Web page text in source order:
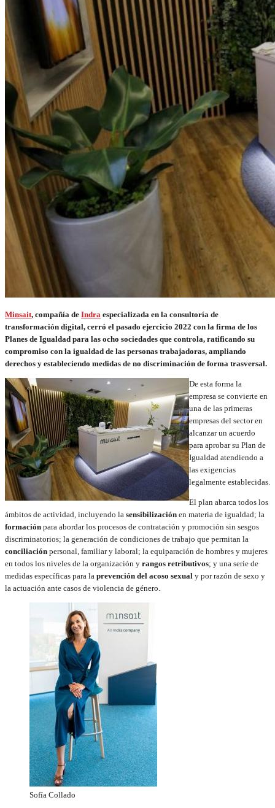
Minsait, compañía de Indra especializada en la consultoría de
transformación digital, cerró el pasado ejercicio 2022 con la firma de los
Planes de Igualdad para las ocho sociedades que controla, ratificando su
compromiso con la igualdad de las personas trabajadoras, ampliando
derechos y estableciendo medidas de no discriminación de forma trasversal.
De esta forma la
empresa se convierte en
una de las primeras
empresas del sector en
alcanzar un acuerdo
para aprobar su Plan de
Igualdad atendiendo a
las exigencias
legalmente establecidas.
El plan abarca todos los
ámbitos de actividad, incluyendo la sensibilización en materia de igualdad; la
formación para abordar los procesos de contratación y promoción sin sesgos
discriminatorios; la generación de condiciones de trabajo que permitan la
conciliación personal, familiar y laboral; la equiparación de hombres y mujeres
en todos los niveles de la organización y rangos retributivos; y una serie de
medidas específicas para la prevención del acoso sexual y por razón de sexo y
la actuación ante casos de violencia de género.
Sofía Collado